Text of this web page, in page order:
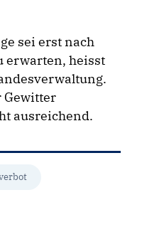
sei erst nach
erwarten, heisst
Gewitter
ausreichend.